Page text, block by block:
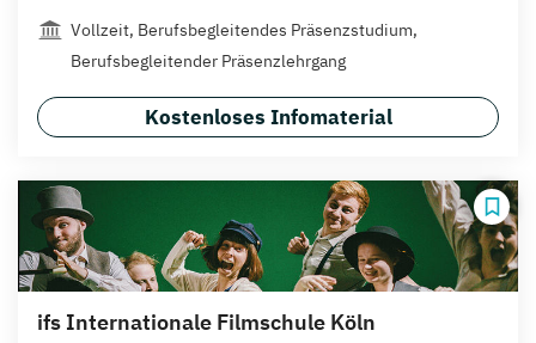
Vollzeit, Berufsbegleitendes Präsenzstudium,
Berufsbegleitender Präsenzlehrgang
Kostenloses Infomaterial
ifs Internationale Filmschule Köln